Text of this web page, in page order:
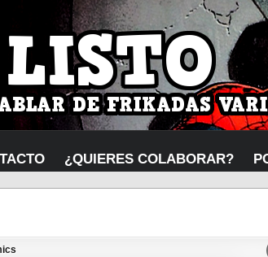
¿QUIERES COLABORAR?